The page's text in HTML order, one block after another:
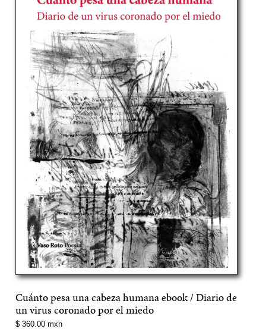
Cuánto pesa una cabeza humana ebook / Diario de
un virus coronado por el miedo
Precio
$ 360.00 mxn